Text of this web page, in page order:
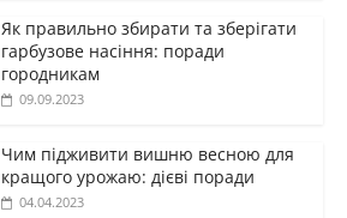
Як правильно збирати та зберігати
гарбузове насіння: поради
городникам
09.09.2023
Чим підживити вишню весною для
кращого урожаю: дієві поради
04.04.2023